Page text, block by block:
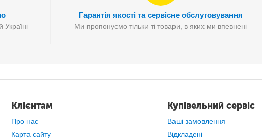
Бездротові Bluetooth навушники bluetooth 5.1 – яскрава новинка
Гарантія якості та сервісне обслуговування
Ми пропонуємо тільки ті товари, в яких ми впевнені
Клієнтам
Про нас
Карта сайту
Купівельний сервіс
Ваші замовлення
Відкладені